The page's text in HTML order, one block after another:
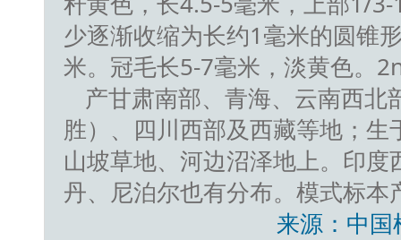
少逐渐收缩为长约1毫米的圆锥
米。冠毛长5-7毫米，淡黄色。
产甘肃南部、青海、云南西北
胜）、四川西部及西藏等地；
山坡草地、河边沼泽地上。印度
丹、尼泊尔也有分布。模式标本
来源：中